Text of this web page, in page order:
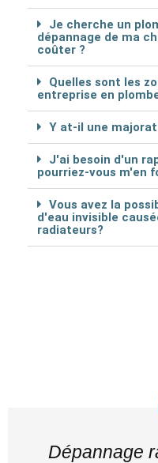
Je cherche un
dépannage de ma
coûter ?
Quelles sont les
entreprise en
Y at-il une
J'ai besoin d'un
pourriez-vous m'en
Vous avez la
d'eau invisible
radiateurs?
Dépannage